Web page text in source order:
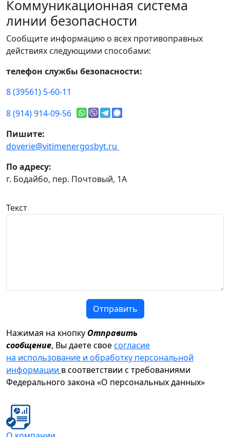
Коммуникационная система
линии безопасности
Сообщите информацию о всех противоправных
действиях следующими способами:
телефон службы безопасности:
8 (39561) 5-60-11
8 (914) 914-09-56
Пишите:
doverie@vitimenergosbyt.ru
По адресу:
г. Бодайбо, пер. Почтовый, 1А
Текст
Отправить
Нажимая на кнопку Отправить
сообщение, Вы даете своесогласие
на использование и обработку персональной
информации в соответствии с требованиями
Федерального закона «О персональных данных»